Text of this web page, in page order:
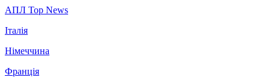
АПЛ Top News
Італія
Німеччина
Франція